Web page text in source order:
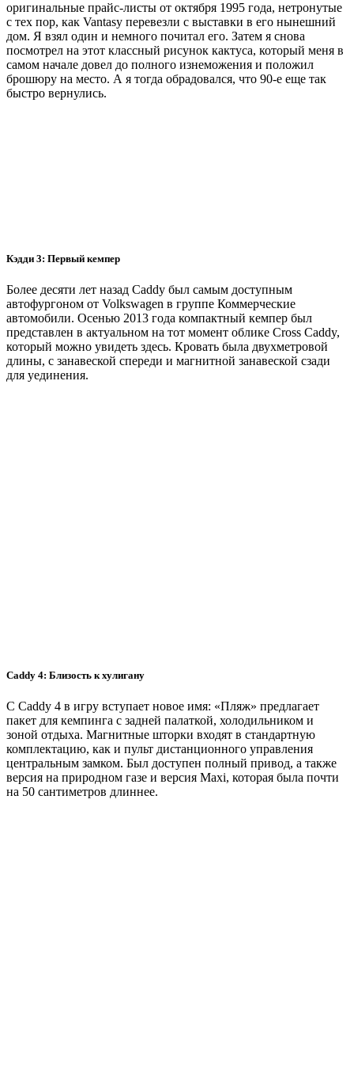
оригинальные прайс-листы от октября 1995 года, нетронутые
с тех пор, как Vantasy перевезли с выставки в его нынешний
дом. Я взял один и немного почитал его. Затем я снова
посмотрел на этот классный рисунок кактуса, который меня в
самом начале довел до полного изнеможения и положил
брошюру на место. А я тогда обрадовался, что 90-е еще так
быстро вернулись.
Кэдди 3: Первый кемпер
Более десяти лет назад Caddy был самым доступным
автофургоном от Volkswagen в группе Коммерческие
автомобили. Осенью 2013 года компактный кемпер был
представлен в актуальном на тот момент облике Cross Caddy,
который можно увидеть здесь. Кровать была двухметровой
длины, с занавеской спереди и магнитной занавеской сзади
для уединения.
Caddy 4: Близость к хулигану
С Caddy 4 в игру вступает новое имя: «Пляж» предлагает
пакет для кемпинга с задней палаткой, холодильником и
зоной отдыха. Магнитные шторки входят в стандартную
комплектацию, как и пульт дистанционного управления
центральным замком. Был доступен полный привод, а также
версия на природном газе и версия Maxi, которая была почти
на 50 сантиметров длиннее.